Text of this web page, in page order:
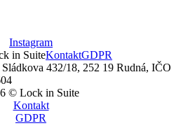
Instagram
in SuiteKontaktGDPR
432/18, 252 19 Rudná, IČO
© Lock in Suite
Kontakt
GDPR